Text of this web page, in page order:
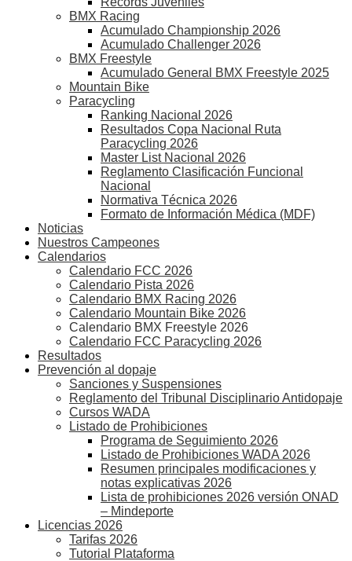
BMX Racing
Acumulado Championship 2026
Acumulado Challenger 2026
BMX Freestyle
Acumulado General BMX Freestyle 2025
Mountain Bike
Paracycling
Ranking Nacional 2026
Resultados Copa Nacional Ruta
Paracycling 2026
Master List Nacional 2026
Reglamento Clasificación Funcional
Nacional
Normativa Técnica 2026
Formato de Información Médica (MDF)
Noticias
Nuestros Campeones
Calendarios
Calendario FCC 2026
Calendario Pista 2026
Calendario BMX Racing 2026
Calendario Mountain Bike 2026
Calendario BMX Freestyle 2026
Calendario FCC Paracycling 2026
Resultados
Prevención al dopaje
Sanciones y Suspensiones
Reglamento del Tribunal Disciplinario Antidopaje
Cursos WADA
Listado de Prohibiciones
Programa de Seguimiento 2026
Listado de Prohibiciones WADA 2026
Resumen principales modificaciones y
notas explicativas 2026
Lista de prohibiciones 2026 versión ONAD
– Mindeporte
Licencias 2026
Tarifas 2026
Tutorial Plataforma